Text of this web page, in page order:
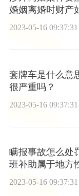
婚姻离婚时财产
2023-05-16 09:37:31
套牌车是什么意
很严重吗？
2023-05-16 09:37:31
瞒报事故怎么处
班补助属于地方
2023-05-16 09:37:31